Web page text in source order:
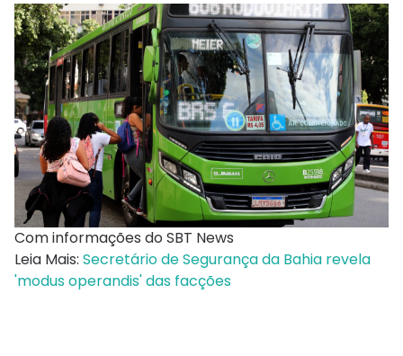
Com informações do SBT News
Leia Mais: Secretário de Segurança da Bahia revela
'modus operandis' das facções